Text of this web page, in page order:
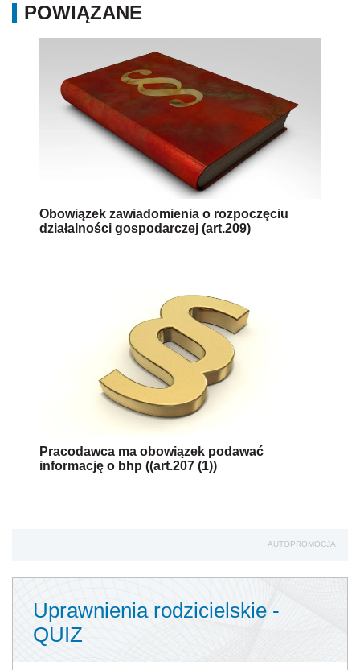
POWIĄZANE
Obowiązek zawiadomienia o rozpoczęciu
działalności gospodarczej (art.209)
Pracodawca ma obowiązek podawać
informację o bhp ((art.207 (1))
AUTOPROMOCJA
Uprawnienia rodzicielskie -
QUIZ